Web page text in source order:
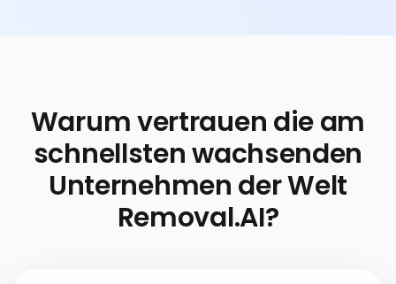
Warum vertrauen die am
schnellsten wachsenden
Unternehmen der Welt
Removal.AI?